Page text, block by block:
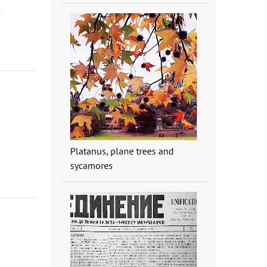
Platanus, plane trees and
sycamores